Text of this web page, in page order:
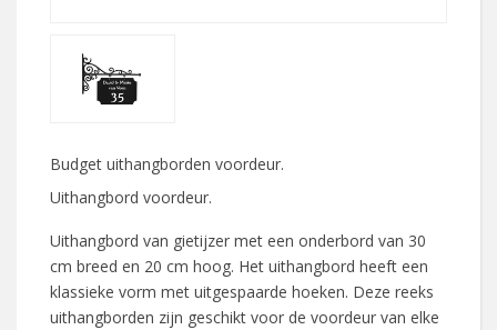
Budget uithangborden voordeur.
Uithangbord voordeur.
Uithangbord van gietijzer met een onderbord van 30
cm breed en 20 cm hoog. Het uithangbord heeft een
klassieke vorm met uitgespaarde hoeken. Deze reeks
uithangborden zijn geschikt voor de voordeur van elke